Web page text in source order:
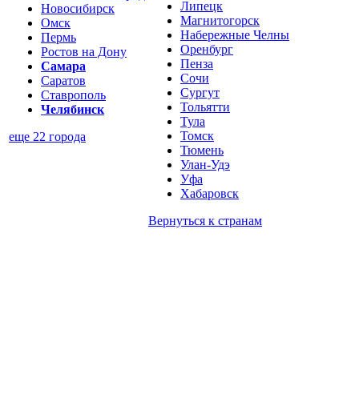
Новосибирск
Омск
Пермь
Ростов на Дону
Самара
Саратов
Ставрополь
Челябинск
еще 22 города
Липецк
Магнитогорск
Набережные Челны
Оренбург
Пенза
Сочи
Сургут
Тольятти
Тула
Томск
Тюмень
Улан-Удэ
Уфа
Хабаровск
Вернуться к странам